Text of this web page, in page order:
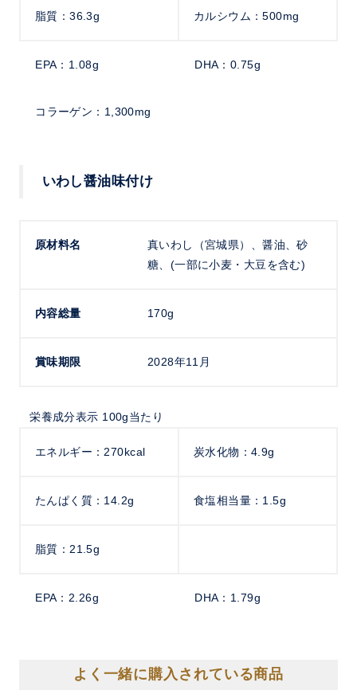
脂質：36.3g カルシウム：500mg
EPA：1.08g DHA：0.75g
コラーゲン：1,300mg
いわし醤油味付け
原材料名
真いわし（宮城県）、醤油、砂
糖、(一部に小麦・大豆を含む)
内容総量 170g
賞味期限 2028年11月
栄養成分表示 100g当たり
エネルギー：270kcal 炭水化物：4.9g
たんぱく質：14.2g 食塩相当量：1.5g
脂質：21.5g
EPA：2.26g DHA：1.79g
よく一緒に購入されている商品